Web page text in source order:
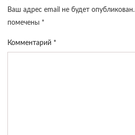
Ваш адрес email не будет опубликован.
помечены *
Комментарий *